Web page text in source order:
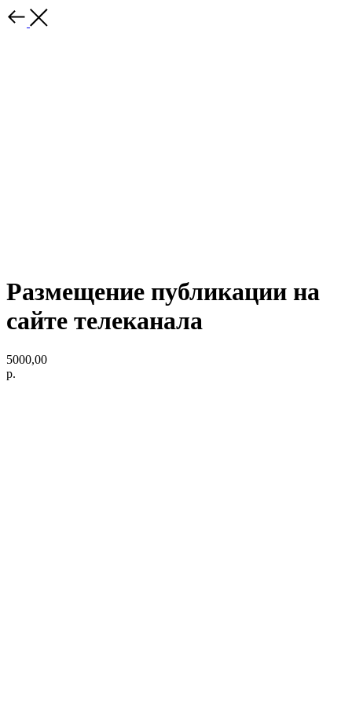
Размещение публикации на
сайте телеканала
5000,00
р.